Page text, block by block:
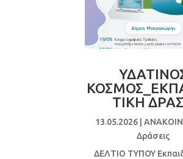
ΤΙΚΗ
13.05.2026 |
Δράσεις
ΔΕΛΤΙΟ ΤΥΠΟΥ